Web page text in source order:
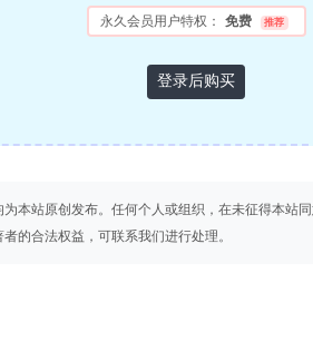
永久会员用户特权： 免费 推荐
登录后购买
本站原创发布。任何个人或组织，在未征得本站
的合法权益，可联系我们进行处理。